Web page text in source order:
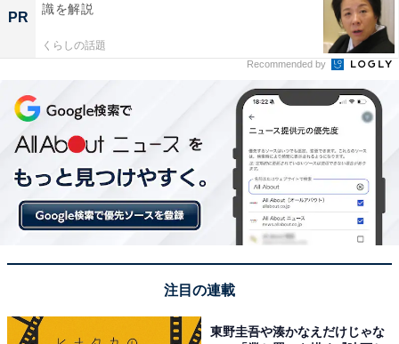
PR
識を解説
くらしの話題
Recommended by
注目の連載
東野圭吾や湊かなえだけじゃな